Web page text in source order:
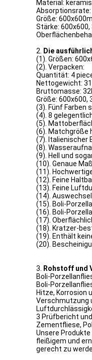
Material:
Absorptionsrate:
Größe:
Stärke:
2.
Die
(1). Größen:
(2). Verpacken:
Quantität: 4
Nettogewicht:
Bruttomasse:
Größe: 600x600,
(3). Fünf Farben
(4). 8
(5).
(6). Matchgröße
(7). Italienischer
(8).
(9). Hell und
(10). Genaue
(11).
(12). Feine
(13). Feine
(14).
(15). Boli-
(16). Boli-
(17).
(18). Kratzer-
(19). Enthält
(20).
3.
Rohstoff und
Boli-
Boli-
Hitze, Korrosion
Verschmutzung
3 Prüfbericht
Zementfliese,
Unsere
fleißigem und
gerecht zu